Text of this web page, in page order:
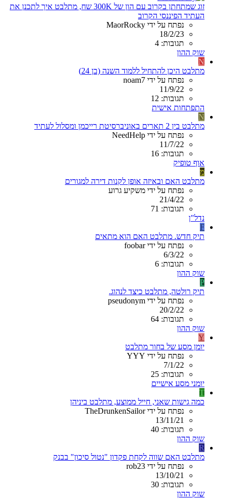
זוג שמתחתן בקרוב עם הון של 300K שח, מתלבט איך לתכנן את
העתיד הפיננסי הקרוב
נפתח על ידי MaorRocky
18/2/23
תגובות: 4
שוק ההון
N
מתלבט היכן להתחיל ללמוד השנה (בן 24)
נפתח על ידי noam7
11/9/22
תגובות: 12
התפתחות אישית
N
מתלבט בין 2 תארים באוניברסיטת רייכמן ומסלול לעתיד
נפתח על ידי NeedHelp
11/7/22
תגובות: 16
אוף טופיק
מ
מתלבט האם ובאיזה אופן לקנות דירה למגורים
נפתח על ידי משקיע גרוע
21/4/22
תגובות: 71
נדל"ן
F
תיק חדש. מתלבט האם הוא מתאים
נפתח על ידי foobar
6/3/22
תגובות: 6
שוק ההון
P
תיק רולטה, מתלבט כיצד לנהוג.
נפתח על ידי pseudonym
20/2/22
תגובות: 64
שוק ההון
Y
יומן מסע של בחור מתלבט
נפתח על ידי YYY
7/1/22
תגובות: 25
יומני מסע אישיים
T
כמה גישות שאני, חייל ממוצע, מתלבט ביניהן
נפתח על ידי TheDrunkenSailor
13/11/21
תגובות: 40
שוק ההון
R
מתלבט האם שווה לקחת פקדון "נטול סיכון" בבנק
נפתח על ידי rob23
13/10/21
תגובות: 30
שוק ההון